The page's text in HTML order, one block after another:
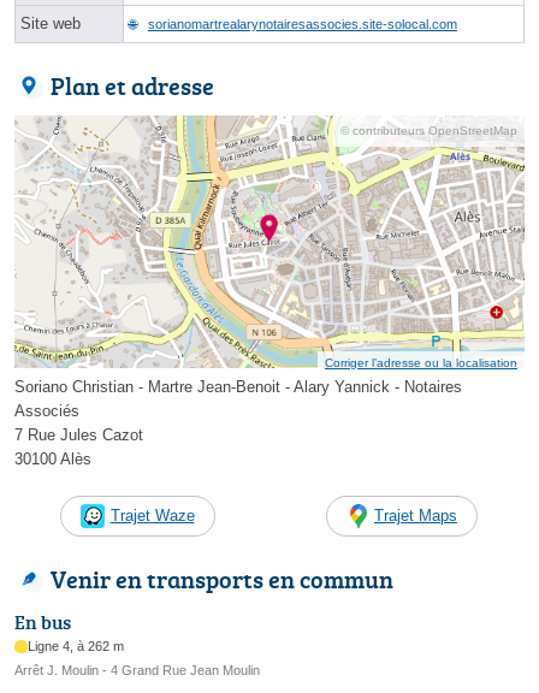
Site web sorianomartrealarynotairesassocies.site-solocal.com
Plan et adresse
© contributeurs OpenStreetMap
Corriger l’adresse ou la localisation
Soriano Christian - Martre Jean-Benoit - Alary Yannick - Notaires
Associés
7 Rue Jules Cazot
30100 Alès
Trajet Waze Trajet Maps
Venir en transports en commun
En bus
Ligne 4, à 262 m
Arrêt J. Moulin - 4 Grand Rue Jean Moulin